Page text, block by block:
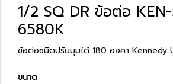
1/2 SQ DR ข้อต่อ
6580K
ข้อต่อชนิดปรับมุมได้ 180 องศา Kennedy
ขนาด